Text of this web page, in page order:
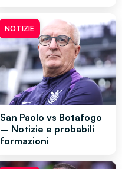
NOTIZIE
San Paolo vs Botafogo
– Notizie e probabili
formazioni